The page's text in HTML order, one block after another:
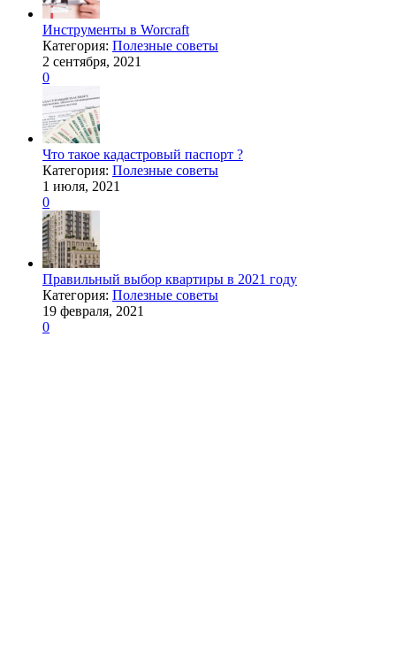
Инструменты в Worcraft
Категория: Полезные советы
2 сентября, 2021
0
Что такое кадастровый паспорт ?
Категория: Полезные советы
1 июля, 2021
0
Правильный выбор квартиры в 2021 году
Категория: Полезные советы
19 февраля, 2021
0